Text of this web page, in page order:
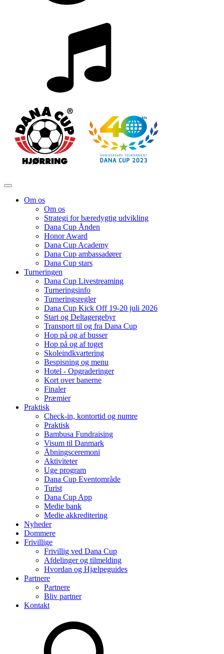
Om os
Om os
Strategi for bæredygtig udvikling
Dana Cup Ånden
Honor Award
Dana Cup Academy
Dana Cup ambassadører
Dana Cup stars
Turneringen
Dana Cup Livestreaming
Turneringsinfo
Turneringsregler
Dana Cup Kick Off 19-20 juli 2026
Start og Deltagergebyr
Transport til og fra Dana Cup
Hop på og af busser
Hop på og af toget
Skoleindkvartering
Bespisning og menu
Hotel - Opgraderinger
Kort over banerne
Finaler
Præmier
Praktisk
Check-in, kontortid og numre
Praktisk
Bambusa Fundraising
Visum til Danmark
Åbningsceremoni
Aktiviteter
Uge program
Dana Cup Eventområde
Turist
Dana Cup App
Medie bank
Medie akkreditering
Nyheder
Dommere
Frivillige
Frivillig ved Dana Cup
Afdelinger og tilmelding
Hvordan og Hjælpeguides
Partnere
Partnere
Bliv partner
Kontakt